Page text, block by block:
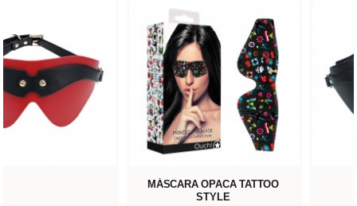
MÁSCARA OPACA TATTOO
STYLE